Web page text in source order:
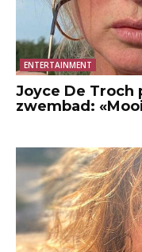
ENTERTAINMENT
Joyce De Troch
zwembad: